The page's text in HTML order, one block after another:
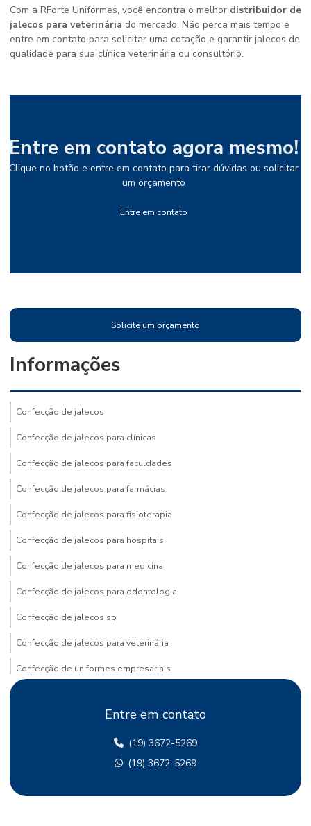
Com a RForte Uniformes, você encontra o melhor distribuidor de
jalecos para veterinária do mercado. Não perca mais tempo e
entre em contato para solicitar uma cotação e garantir jalecos de
qualidade para sua clínica veterinária ou consultório.
Entre em contato agora mesmo!
Clique no botão e entre em contato para tirar dúvidas ou solicitar
um orçamento
Entre em contato
Solicite um orçamento
Informações
Confecção de jalecos
Confecção de jalecos para clínicas
Confecção de jalecos para faculdades
Confecção de jalecos para farmácias
Confecção de jalecos para fisioterapia
Confecção de jalecos para hospitais
Confecção de jalecos para medicina
Confecção de jalecos para odontologia
Confecção de jalecos sp
Confecção de jalecos para veterinária
Confecção de uniformes empresariais
Confecção de uniformes hospitalares
Confecção de uniformes sob medida
Confecção de uniformes personalizados
Confecção de uniformes preço
Entre em contato
(19) 3672-5269
(19) 3672-5269